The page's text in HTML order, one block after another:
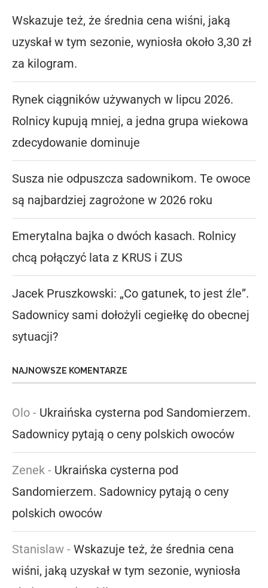
Wskazuje też, że średnia cena wiśni, jaką
uzyskał w tym sezonie, wyniosła około 3,30 zł
za kilogram.
Rynek ciągników używanych w lipcu 2026.
Rolnicy kupują mniej, a jedna grupa wiekowa
zdecydowanie dominuje
Susza nie odpuszcza sadownikom. Te owoce
są najbardziej zagrożone w 2026 roku
Emerytalna bajka o dwóch kasach. Rolnicy
chcą połączyć lata z KRUS i ZUS
Jacek Pruszkowski: „Co gatunek, to jest źle”.
Sadownicy sami dołożyli cegiełkę do obecnej
sytuacji?
NAJNOWSZE KOMENTARZE
Olo - Ukraińska cysterna pod Sandomierzem.
Sadownicy pytają o ceny polskich owoców
Zenek - Ukraińska cysterna pod
Sandomierzem. Sadownicy pytają o ceny
polskich owoców
Stanislaw - Wskazuje też, że średnia cena
wiśni, jaką uzyskał w tym sezonie, wyniosła